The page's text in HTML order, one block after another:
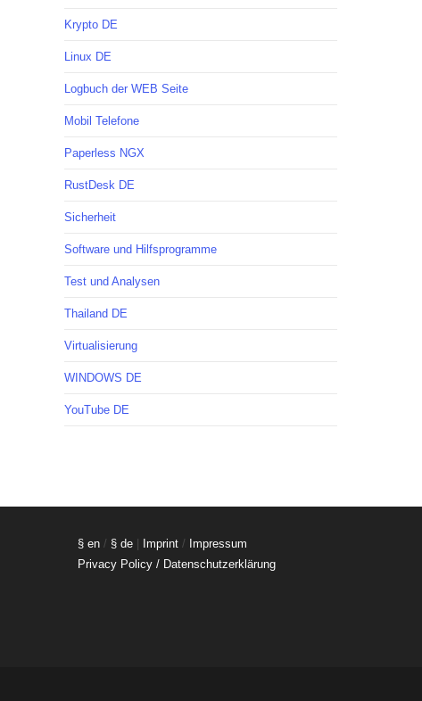
Krypto DE
Linux DE
Logbuch der WEB Seite
Mobil Telefone
Paperless NGX
RustDesk DE
Sicherheit
Software und Hilfsprogramme
Test und Analysen
Thailand DE
Virtualisierung
WINDOWS DE
YouTube DE
§ en / § de Imprint / Impressum
Privacy Policy / Datenschutzerklärung